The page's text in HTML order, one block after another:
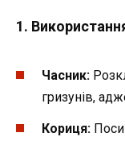
1.
Часник:
гризунів,
Кориця: